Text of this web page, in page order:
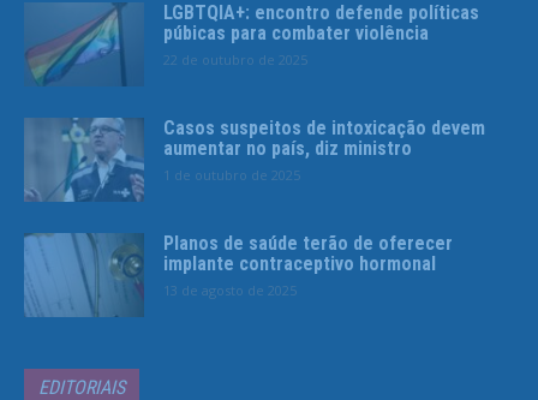
LGBTQIA+: encontro defende políticas
púbicas para combater violência
22 de outubro de 2025
Casos suspeitos de intoxicação devem
aumentar no país, diz ministro
1 de outubro de 2025
Planos de saúde terão de oferecer
implante contraceptivo hormonal
13 de agosto de 2025
EDITORIAIS